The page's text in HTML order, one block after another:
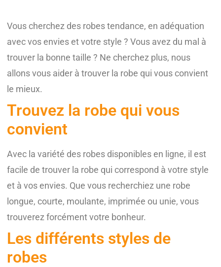
Vous cherchez des robes tendance, en adéquation
avec vos envies et votre style ? Vous avez du mal à
trouver la bonne taille ? Ne cherchez plus, nous
allons vous aider à trouver la robe qui vous convient
le mieux.
Trouvez la robe qui vous
convient
Avec la variété des robes disponibles en ligne, il est
facile de trouver la robe qui correspond à votre style
et à vos envies. Que vous recherchiez une robe
longue, courte, moulante, imprimée ou unie, vous
trouverez forcément votre bonheur.
Les différents styles de
robes